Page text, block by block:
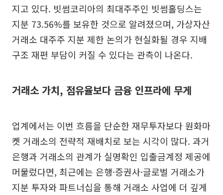
지고 있다. 빗썸코리아의 최대주주인 빗썸홀딩스는
지분 73.56%를 보유한 것으로 알려졌으며, 가상자산
거래소 대주주 지분 제한 논의가 현실화될 경우 지배
구조 재편 부담이 커질 수 있다는 관측이 나온다.
거래소 가치, 점유율보다 금융 인프라에 무게
업계에서는 이번 흐름을 단순한 재무투자보다 원화마
켓 거래소의 전략적 재배치로 보는 시각이 많다. 과거
은행과 거래소의 관계가 실명확인 입출금계정 제공에
머물렀다면, 최근에는 은행·증권사·글로벌 거래소가
지분 투자와 파트너십을 통해 거래소 사업에 더 깊게